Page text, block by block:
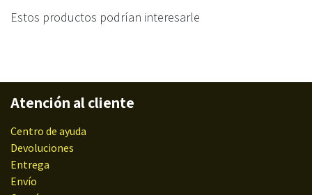
Estos productos podrían interesarle
Atención al cliente
Centro de ayuda
Devoluciones
Entrega
Envío